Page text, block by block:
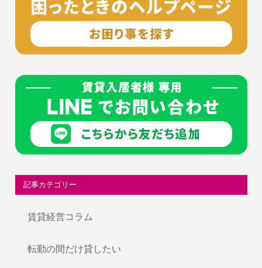
記事カテゴリー
賃貸経営コラム
転勤の間だけ貸したい